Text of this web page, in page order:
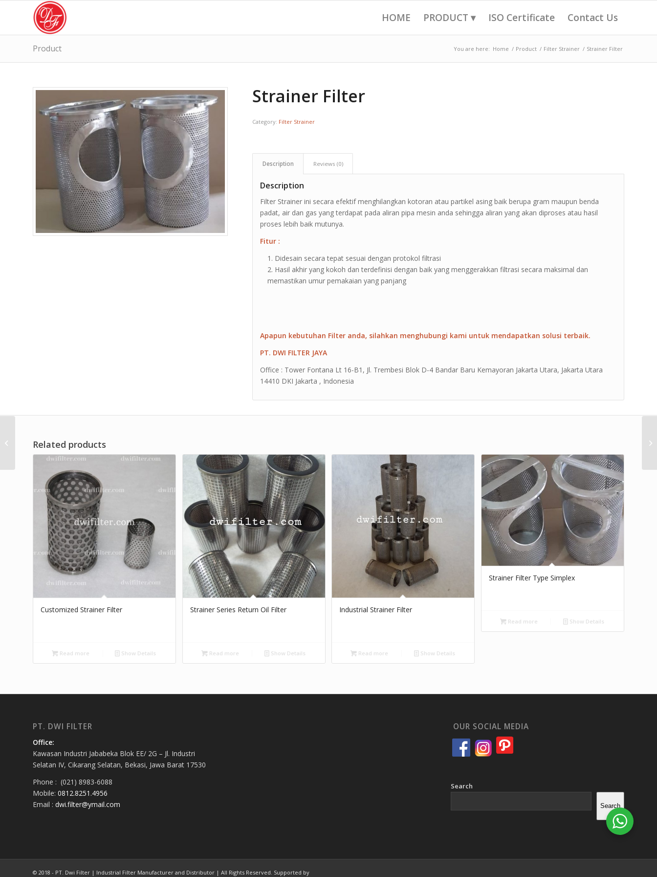
HOME PRODUCT ▾ ISO Certificate Contact Us
Product You are here: Home / Product / Filter Strainer / Strainer Filter
Strainer Filter
Category: Filter Strainer
Description Reviews (0)
Description
Filter Strainer ini secara efektif menghilangkan kotoran atau partikel asing baik berupa gram maupun benda
padat, air dan gas yang terdapat pada aliran pipa mesin anda sehingga aliran yang akan diproses atau hasil
proses lebih baik mutunya.
Fitur :
Didesain secara tepat sesuai dengan protokol filtrasi
Hasil akhir yang kokoh dan terdefinisi dengan baik yang menggerakkan filtrasi secara maksimal dan
memastikan umur pemakaian yang panjang
Apapun kebutuhan Filter anda, silahkan menghubungi kami untuk mendapatkan solusi terbaik.
PT. DWI FILTER JAYA
Office : Tower Fontana Lt 16-B1, Jl. Trembesi Blok D-4 Bandar Baru Kemayoran Jakarta Utara, Jakarta Utara
14410 DKI Jakarta , Indonesia
Related products
Customized Strainer Filter
Read more Show Details
Strainer Series Return Oil Filter
Read more Show Details
Industrial Strainer Filter
Read more Show Details
Strainer Filter Type Simplex
Read more Show Details
PT. DWI FILTER
Office:
Kawasan Industri Jababeka Blok EE/ 2G – Jl. Industri
Selatan IV, Cikarang Selatan, Bekasi, Jawa Barat 17530
Phone : (021) 8983-6088
Mobile: 0812.8251.4956
Email : dwi.filter@ymail.com
OUR SOCIAL MEDIA
Search
Search
© 2018 - PT. Dwi Filter | Industrial Filter Manufacturer and Distributor | All Rights Reserved. Supported by
Filter Udara Industri